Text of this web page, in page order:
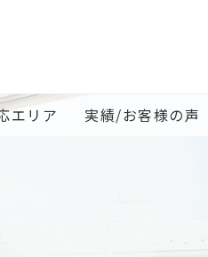
エリア 実績/お客様の声